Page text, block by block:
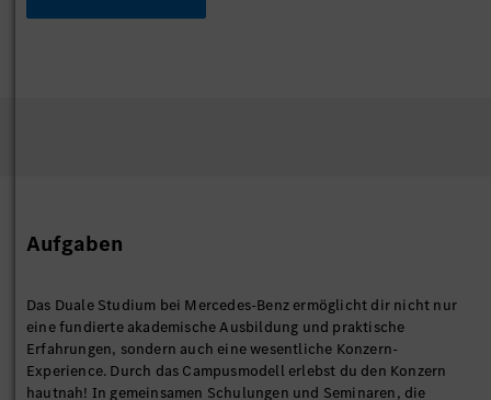
Aufgaben
Das Duale Studium bei Mercedes-Benz ermöglicht dir nicht nur
eine fundierte akademische Ausbildung und praktische
Erfahrungen, sondern auch eine wesentliche Konzern-
Experience. Durch das Campusmodell erlebst du den Konzern
hautnah! In gemeinsamen Schulungen und Seminaren, die